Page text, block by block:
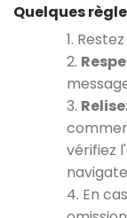
Quelques
1.
2.
3.
vérifiez
4. En